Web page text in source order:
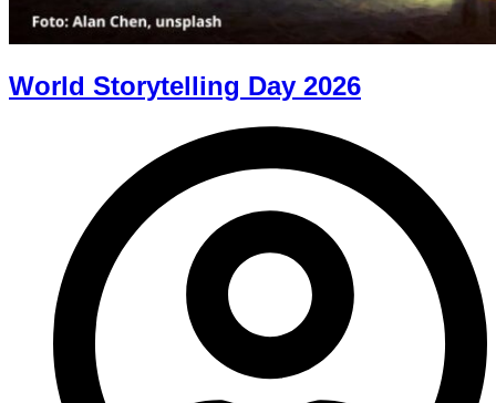
World Storytelling Day 2026